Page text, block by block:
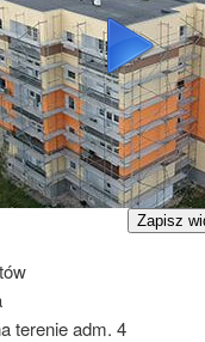
Zapisz
terenie adm. 4